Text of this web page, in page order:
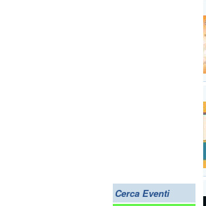
Cerca Eventi